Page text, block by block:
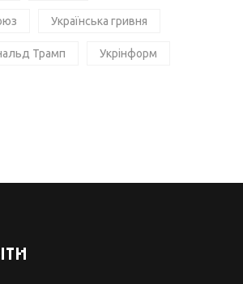
Українська гривня
Трамп Укрінформ